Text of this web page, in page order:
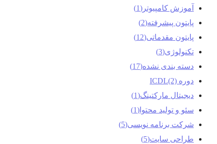
آموزش کامپیوتر(1)
پایتون پیشرفته(2)
پایتون مقدماتی (12)
تکنولوژی(3)
دسته بندی نشده(17)
دوره ICDL(2)
دیجیتال مارکتینگ(1)
سئو و تولید محتوا(1)
شرکت برنامه نویسی (5)
طراحی سایت(5)